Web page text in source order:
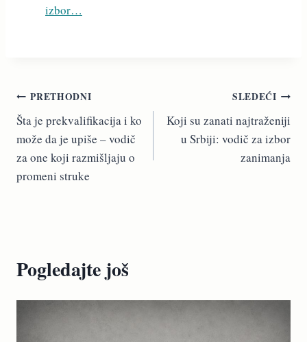
izbor…
Kretanje
članka
PRETHODNI
Šta je prekvalifikacija i ko
može da je upiše – vodič
za one koji razmišljaju o
promeni struke
SLEDEĆI
Koji su zanati najtraženiji
u Srbiji: vodič za izbor
zanimanja
Pogledajte još